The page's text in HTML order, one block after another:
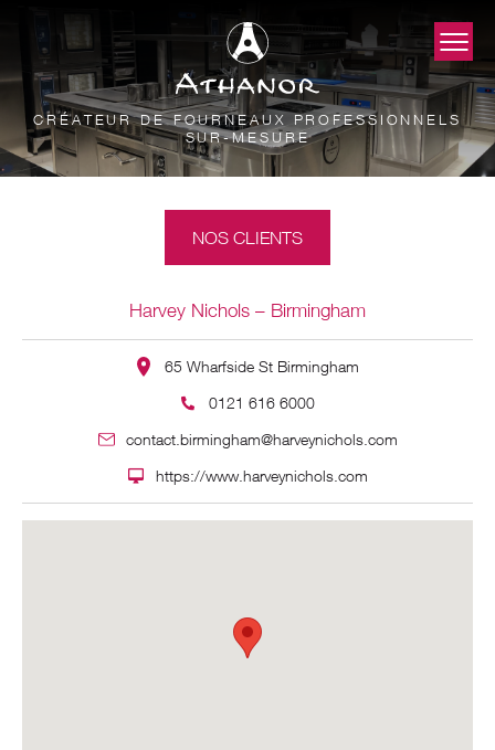
CRÉATEUR DE FOURNEAUX PROFESSIONNELS
SUR-MESURE
NOS CLIENTS
Harvey Nichols – Birmingham
65 Wharfside St Birmingham
0121 616 6000
contact.birmingham@harveynichols.com
https://www.harveynichols.com